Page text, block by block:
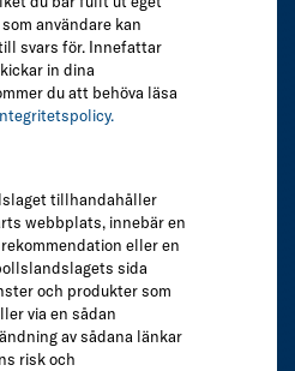
användare kan
svars för. Innefattar
in dina
du att behöva läsa
tillhandahåller
webbplats, innebär en
eller en
sida
och produkter som
via en sådan
av sådana länkar
risk och